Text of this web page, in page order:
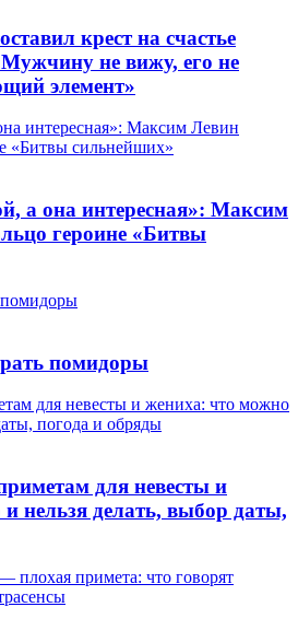
крест на счастье
не вижу, его не
элемент»
интересная»: Максим Левин
«Битвы сильнейших»
а она интересная»: Максим
героине «Битвы
помидоры
помидоры
для невесты и жениха: что можно
погода и обряды
для невесты и
нельзя делать, выбор даты,
плохая примета: что говорят